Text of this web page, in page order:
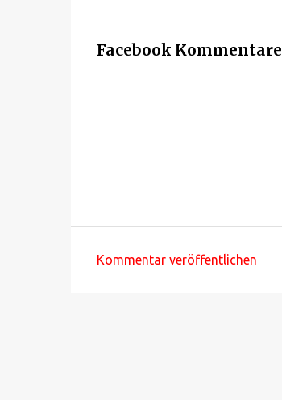
Facebook Kommentare
Kommentar veröffentlichen